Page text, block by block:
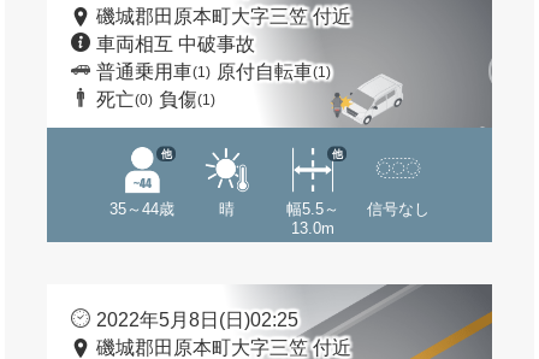
磯城郡田原本町大字三笠 付近
車両相互 中破事故
普通乗用車(1) 原付自転車(1)
死亡(0) 負傷(1)
35～44歳
他
晴
幅5.5～
13.0m
他
信号なし
2022年5月8日(日)02:25
磯城郡田原本町大字三笠 付近